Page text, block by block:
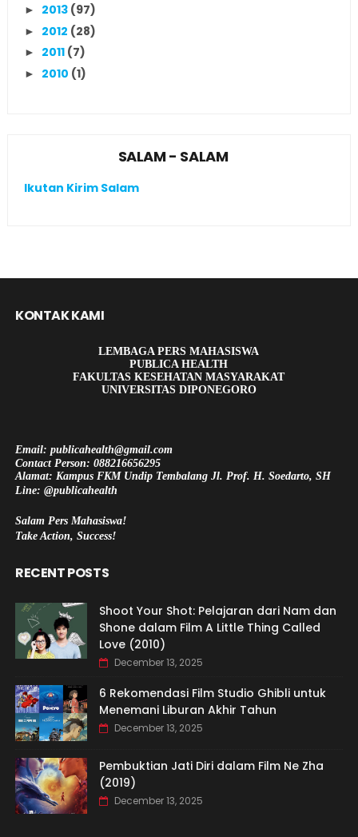
► 2013 (97)
► 2012 (28)
► 2011 (7)
► 2010 (1)
SALAM - SALAM
Ikutan Kirim Salam
KONTAK KAMI
LEMBAGA PERS MAHASISWA
PUBLICA HEALTH
FAKULTAS KESEHATAN MASYARAKAT
UNIVERSITAS DIPONEGORO
Email: publicahealth@gmail.com
Contact Person: 088216656295
Alamat: Kampus FKM Undip Tembalang Jl. Prof. H. Soedarto, SH
Line: @publicahealth
Salam Pers Mahasiswa!
Take Action, Success!
RECENT POSTS
Shoot Your Shot: Pelajaran dari Nam dan
Shone dalam Film A Little Thing Called
Love (2010)
December 13, 2025
6 Rekomendasi Film Studio Ghibli untuk
Menemani Liburan Akhir Tahun
December 13, 2025
Pembuktian Jati Diri dalam Film Ne Zha
(2019)
December 13, 2025